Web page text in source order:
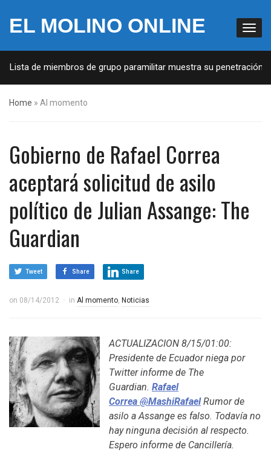
EL MOLINO ONLINE
de miembros de grupo paramilitar muestra su penetración en
Home » Al momento
Gobierno de Rafael Correa
aceptará solicitud de asilo
político de Julian Assange: The
Guardian
Tweet Share Share
on 08/14/2012 in Al momento, Noticias
ACTUALIZACION 8/15/01:00:
Presidente de Ecuador niega por
Twitter informe de The
Guardian. Rafael
Correa @MashiRafael Rumor de
asilo a Assange es falso. Todavía no
hay ninguna decisión al respecto.
Espero informe de Cancillería.